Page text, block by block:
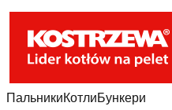
ПальникиКотлиБункери